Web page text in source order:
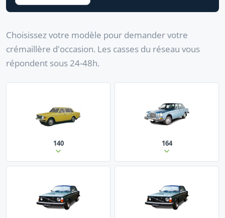
Choisissez votre modèle pour demander votre
crémaillère d'occasion. Les casses du réseau vous
répondent sous 24-48h.
140 164